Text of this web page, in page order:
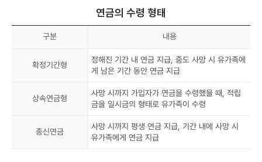
연금의 수령 형태
구분 내용
확정기간형
정해진 기간 내 연금 지급, 중도 사망 시 유가족에
게 남은 기간 동안 연금 지급
상속연금형
사망 시까지 가입자가 연금을 수령했을 때, 적립
금을 일시금의 형태로 유가족이 수령
종신연금
사망 시까지 평생 연금 지급, 기간 내에 사망 시
유가족에게 연금 지급